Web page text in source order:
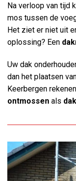
Na verloop van tijd
mos tussen de
Het ziet er niet uit
oplossing? Een
Uw dak
dan het plaatsen
Keerbergen
ontmossen als